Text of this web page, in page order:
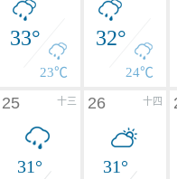
33°
23℃
32°
24℃
十三
25
31°
十四
26
31°